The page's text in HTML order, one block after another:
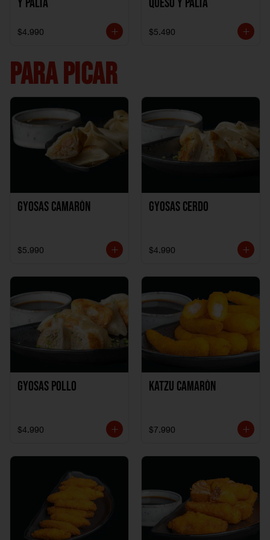
$4.990 $5.490
PARA PICAR
Gyosas Camarón
$5.990
Gyosas Cerdo
$4.990
Gyosas Pollo
$4.990
Katzu Camarón
$7.990